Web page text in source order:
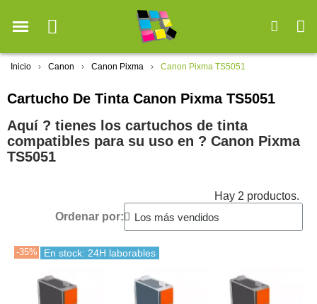
Inicio Canon Canon Pixma Canon Pixma TS5051
Cartucho De Tinta Canon Pixma TS5051
Aquí ? tienes los cartuchos de tinta
compatibles para su uso en ?️ Canon Pixma
TS5051
Hay 2 productos.
Ordenar por:
-35% En stock: 24H laborables